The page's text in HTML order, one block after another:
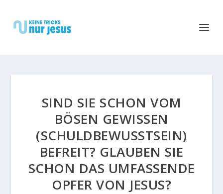
SIND SIE SCHON VOM
BÖSEN GEWISSEN
(SCHULDBEWUSSTSEIN) B
EFREIT? GLAUBEN SIE S
CHON DAS UMFASSENDE O
PFER VON JESUS?